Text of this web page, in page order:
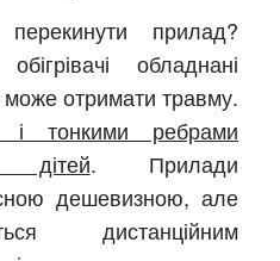
прилад?
обладнані
отримати травму.
і тонкими ребрами
дітей. Прилади
дешевизною, але
дистанційним